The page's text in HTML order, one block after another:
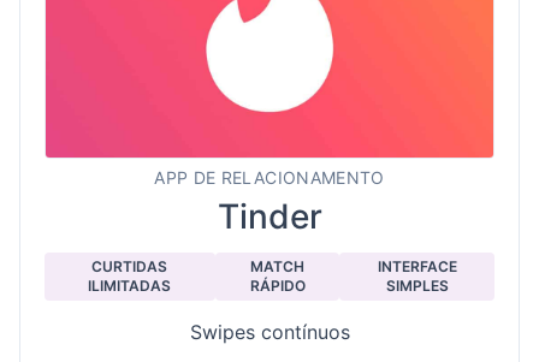
APP DE RELACIONAMENTO
Tinder
CURTIDAS
ILIMITADAS
MATCH
RÁPIDO
INTERFACE
SIMPLES
Swipes contínuos